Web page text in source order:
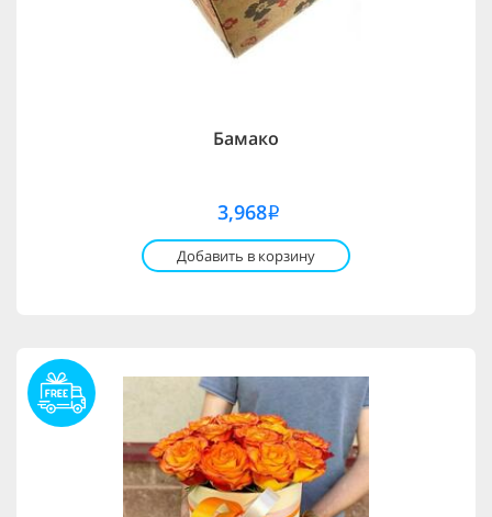
Бамако
3,968i
Добавить в корзину